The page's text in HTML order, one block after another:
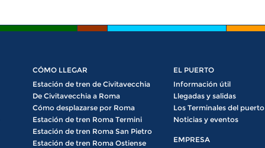
CÓMO LLEGAR
Estación de tren de Civitavecchia
De Civitavecchia a Roma
Cómo desplazarse por Roma
Estación de tren Roma Termini
Estación de tren Roma San Pietro
Estación de tren Roma Ostiense
EL PUERTO
Información útil
Llegadas y salidas
Los Terminales del puerto
Noticias y eventos
EMPRESA